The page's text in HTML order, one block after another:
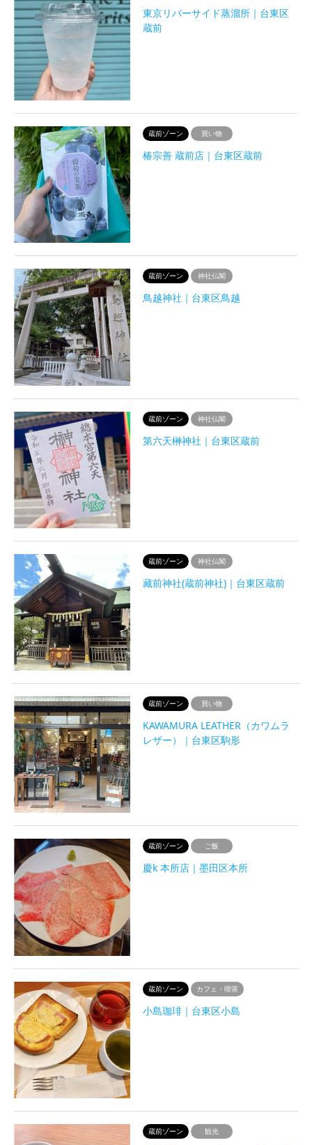
東京リバーサイド蒸溜所｜台東区
蔵前
蔵前ゾーン 買い物
椿宗善 蔵前店｜台東区蔵前
蔵前ゾーン 神社仏閣
鳥越神社｜台東区鳥越
蔵前ゾーン 神社仏閣
第六天榊神社｜台東区蔵前
蔵前ゾーン 神社仏閣
藏前神社(蔵前神社)｜台東区蔵前
蔵前ゾーン 買い物
KAWAMURA LEATHER（カワムラ
レザー）｜台東区駒形
蔵前ゾーン ご飯
慶k 本所店｜墨田区本所
蔵前ゾーン カフェ・喫茶
小島珈琲｜台東区小島
蔵前ゾーン 観光